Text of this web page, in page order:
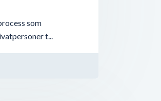
som
t...